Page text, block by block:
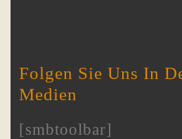
Folgen Sie Uns In
Medien
[smbtoolbar]